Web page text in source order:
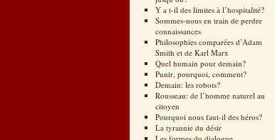
Y a t-il des limites à l’hospitalité?
Sommes-nous en train de perdre
connaissances
Philosophies comparées d’Adam
Smith et de Karl Marx
Quel humain pour demain?
Punir, pourquoi, comment?
Demain: les robots?
Rousseau: de l’homme naturel au
citoyen
Pourquoi nous faut-il des héros?
La tyrannie du désir